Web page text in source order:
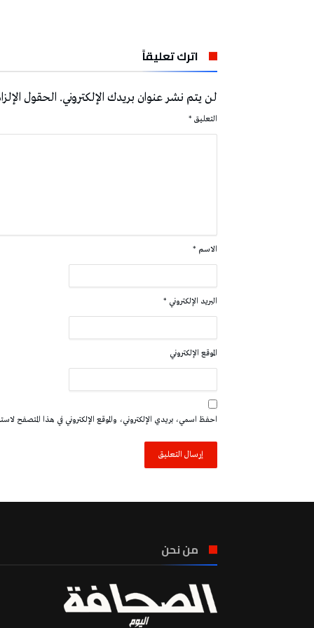
اترك تعليقاً
لن يتم نشر عنوان بريدك الإلكتروني. الحقول
التعليق *
الاسم *
البريد الإلكتروني *
الموقع الإلكتروني
احفظ اسمي، بريدي الإلكتروني، والموقع الإلكتروني في هذا المتصفح
من نحن